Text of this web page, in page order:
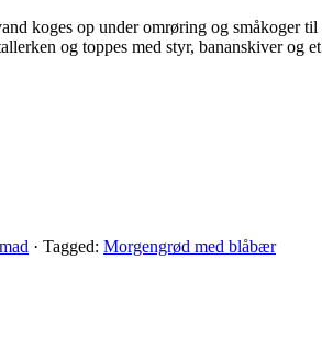
koges op under omrøring og småkoger til
og toppes med styr, bananskiver og
· Tagged: Morgengrød med blåbær